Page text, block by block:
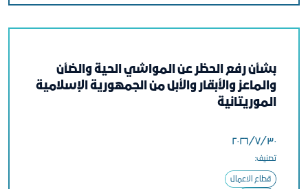
بشأن رفع الحظر عن المواشي الحية والضأن
والماعز والأبقار والأبل من الجمهورية الإسلامية
الموريتانية
٣٠‏/٧‏/٢٠٢٦
تصنيف:
قطاع الاعمال